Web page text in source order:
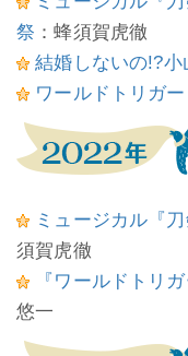
祭 ：蜂須賀虎徹
結婚しないの!?小
ワールドトリガ
ミュージカル『
須賀虎徹
『ワールドトリ
悠一